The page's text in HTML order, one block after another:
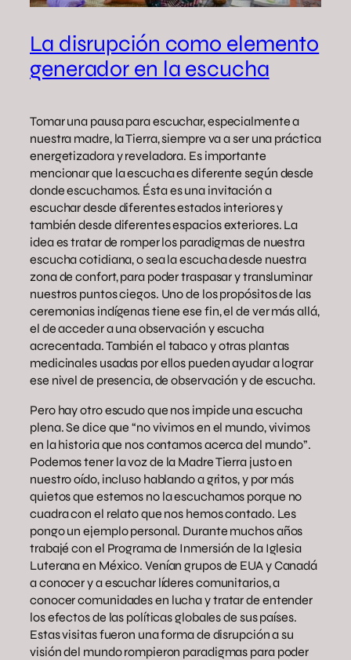
La disrupción como elemento
generador en la escucha
Tomar una pausa para escuchar, especialmente a
nuestra madre, la Tierra, siempre va a ser una práctica
energetizadora y reveladora. Es importante
mencionar que la escucha es diferente según desde
donde escuchamos. Ésta es una invitación a
escuchar desde diferentes estados interiores y
también desde diferentes espacios exteriores. La
idea es tratar de romper los paradigmas de nuestra
escucha cotidiana, o sea la escucha desde nuestra
zona de confort, para poder traspasar y transluminar
nuestros puntos ciegos. Uno de los propósitos de las
ceremonias indígenas tiene ese fin, el de ver más allá,
el de acceder a una observación y escucha
acrecentada. También el tabaco y otras plantas
medicinales usadas por ellos pueden ayudar a lograr
ese nivel de presencia, de observación y de escucha.
Pero hay otro escudo que nos impide una escucha
plena. Se dice que “no vivimos en el mundo, vivimos
en la historia que nos contamos acerca del mundo”.
Podemos tener la voz de la Madre Tierra justo en
nuestro oído, incluso hablando a gritos, y por más
quietos que estemos no la escuchamos porque no
cuadra con el relato que nos hemos contado. Les
pongo un ejemplo personal. Durante muchos años
trabajé con el Programa de Inmersión de la Iglesia
Luterana en México. Venían grupos de EUA y Canadá
a conocer y a escuchar líderes comunitarios, a
conocer comunidades en lucha y tratar de entender
los efectos de las políticas globales de sus países.
Estas visitas fueron una forma de disrupción a su
visión del mundo rompieron paradigmas para poder